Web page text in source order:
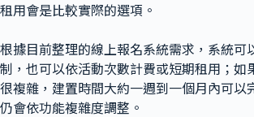
租用會是比較實際的選項。
根據目前整理的線上報名系統需求，系統可
制，也可以依活動次數計費或短期租用；如
很複雜，建置時間大約一週到一個月內可以
仍會依功能複雜度調整。